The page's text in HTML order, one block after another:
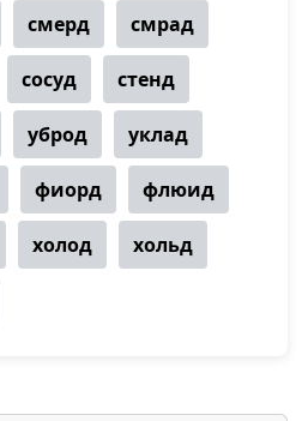
смерд смрад
сосуд стенд
уброд уклад
фиорд флюид
холод хольд